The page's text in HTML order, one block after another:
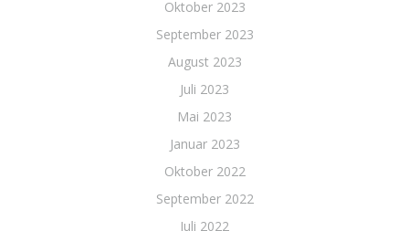
Oktober 2023
September 2023
August 2023
Juli 2023
Mai 2023
Januar 2023
Oktober 2022
September 2022
Juli 2022